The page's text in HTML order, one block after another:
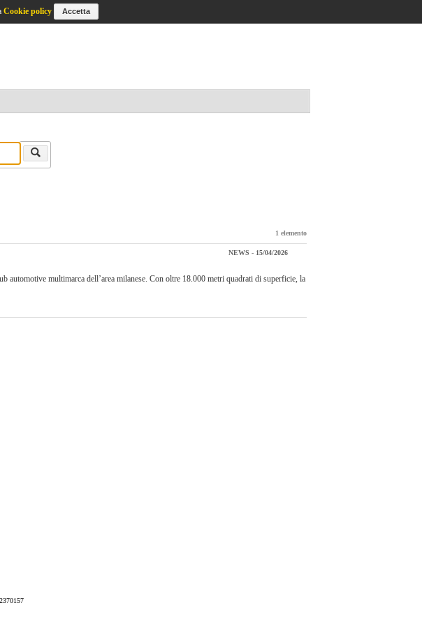
1 elemento
NEWS - 15/04/2026
automotive multimarca dell’area milanese. Con oltre 18.000 metri quadrati di superficie, la
Cookie policy Accetta